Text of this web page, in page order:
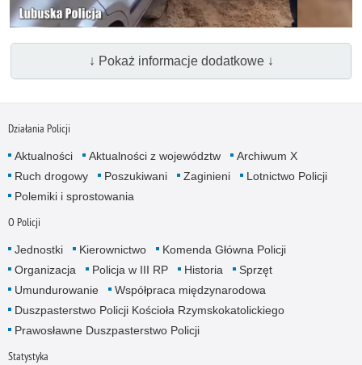
↓ Pokaż informacje dodatkowe ↓
Działania Policji
Aktualności Aktualności z województw
Archiwum X
Ruch drogowy
Poszukiwani Zaginieni
Lotnictwo Policji
Polemiki i sprostowania
O Policji
Jednostki Kierownictwo
Komenda Główna Policji
Organizacja
Policja w III RP Historia
Sprzęt
Umundurowanie
Współpraca międzynarodowa
Duszpasterstwo Policji Kościoła Rzymskokatolickiego
Prawosławne Duszpasterstwo Policji
Statystyka